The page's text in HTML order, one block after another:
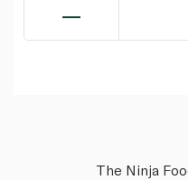
The Ninja